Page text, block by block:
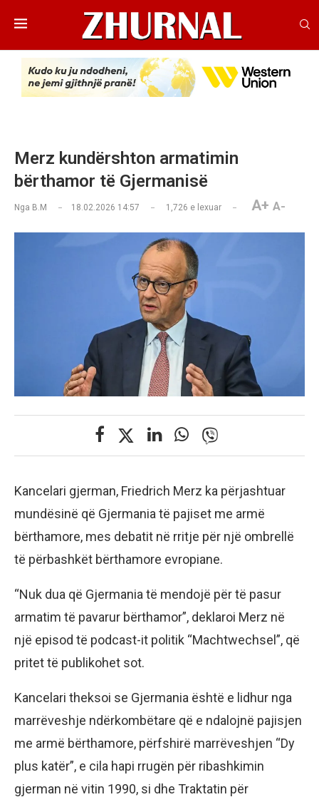
Merz kundërshton armatimin
bërthamor të Gjermanisë
Nga B.M 18.02.2026 14:57 1,726 e lexuar A+ A-
Kancelari gjerman, Friedrich Merz ka përjashtuar
mundësinë që Gjermania të pajiset me armë
bërthamore, mes debatit në rritje për një ombrellë
të përbashkët bërthamore evropiane.
“Nuk dua që Gjermania të mendojë për të pasur
armatim të pavarur bërthamor”, deklaroi Merz në
një episod të podcast-it politik “Machtwechsel”, që
pritet të publikohet sot.
Kancelari theksoi se Gjermania është e lidhur nga
marrëveshje ndërkombëtare që e ndalojnë pajisjen
me armë bërthamore, përfshirë marrëveshjen “Dy
plus katër”, e cila hapi rrugën për ribashkimin
gjerman në vitin 1990, si dhe Traktatin për